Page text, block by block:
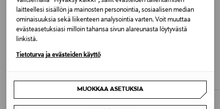
laitteellesi sisällön ja mainosten personointia, sosiaalisen median
ominaisuuksia sekä liikenteen analysointia varten. Voit muuttaa
evästeasetuksiasi milloin tahansa sivun alareunasta löytyvästä
linkistä.
Tietoturva ja evästeiden käyttö
MUOKKAA ASETUKSIA
Valmistusmaa
Bangladesh
Valmistajan tuotenumero
Valmistaja
ETUKUPONKITUOTE
Original Price
60,00 €
Original Price
110,00 €